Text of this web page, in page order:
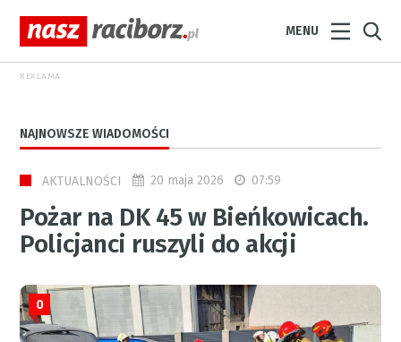
MENU
REKLAMA
NAJNOWSZE WIADOMOŚCI
AKTUALNOŚCI 20 maja 2026 07:59
Pożar na DK 45 w Bieńkowicach.
Policjanci ruszyli do akcji
0